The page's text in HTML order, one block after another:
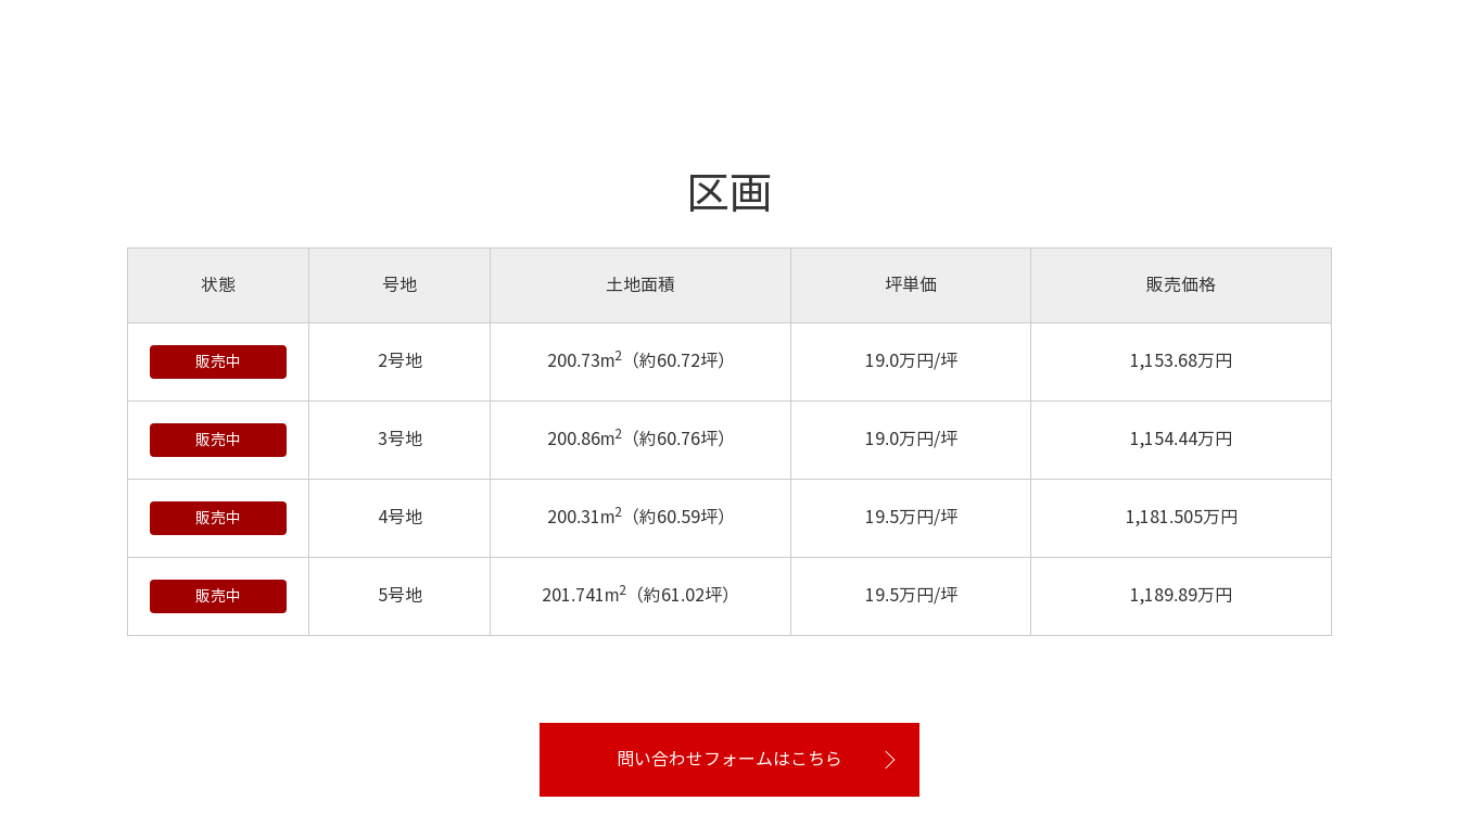
区画
状態 号地 土地面積 坪単価 販売価格
販売中 2号地 200.73m2（約60.72坪） 19.0万円/坪 1,153.68万円
販売中 3号地 200.86m2（約60.76坪） 19.0万円/坪 1,154.44万円
販売中 4号地 200.31m2（約60.59坪） 19.5万円/坪 1,181.505万円
販売中 5号地 201.741m2 （約61.02坪） 19.5万円/坪 1,189.89万円
問い合わせフォームはこちら